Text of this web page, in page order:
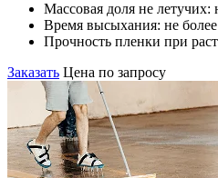
Массовая доля не летучих:
Время высыхания: не
Прочность пленки при
Заказать Цена по запросу